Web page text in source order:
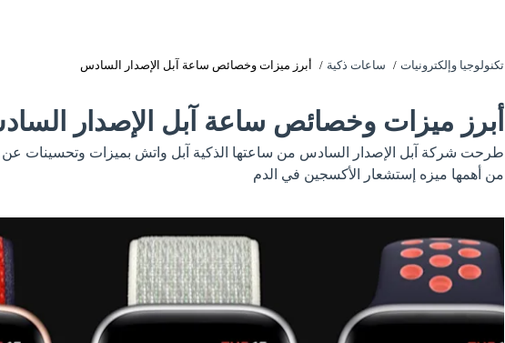
تكنولوجيا وإلكترونيات ساعات ذكية أبرز ميزات وخصائص ساعة آبل الإصدار السادس
أبرز ميزات وخصائص ساعة آبل الإصدار
طرحت شركة آبل الإصدار السادس من ساعتها الذكية آبل واتش بميزات وتحسينات عن
من أهمها ميزه إستشعار الأكسجين في الدم